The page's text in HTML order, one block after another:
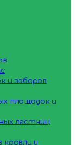
и заборов
площадок и
лестниц
кровли и